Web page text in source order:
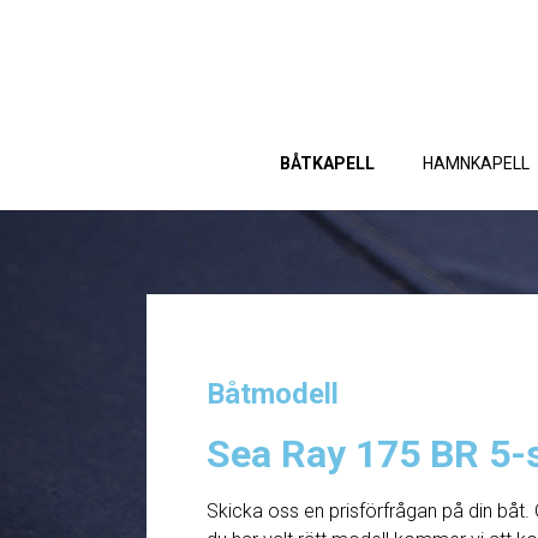
BÅTKAPELL HAMNKAPELL
Båtmodell
Sea Ray 175 BR
Skicka oss en prisförfrågan på din